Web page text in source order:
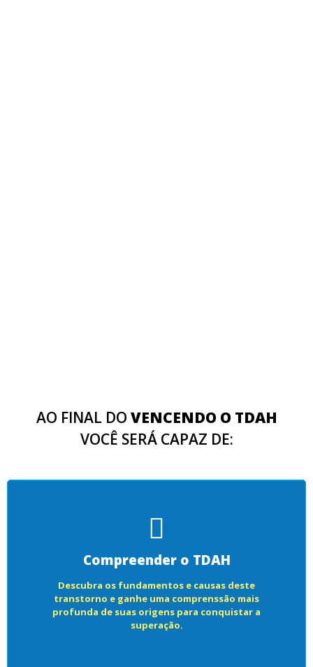
AO FINAL DO VENCENDO O TDAH
VOCÊ SERÁ CAPAZ DE:
Compreender o TDAH
Descubra os fundamentos e causas deste
transtorno e ganhe uma comprenssão mais
profunda de suas origens para conquistar a
superação.